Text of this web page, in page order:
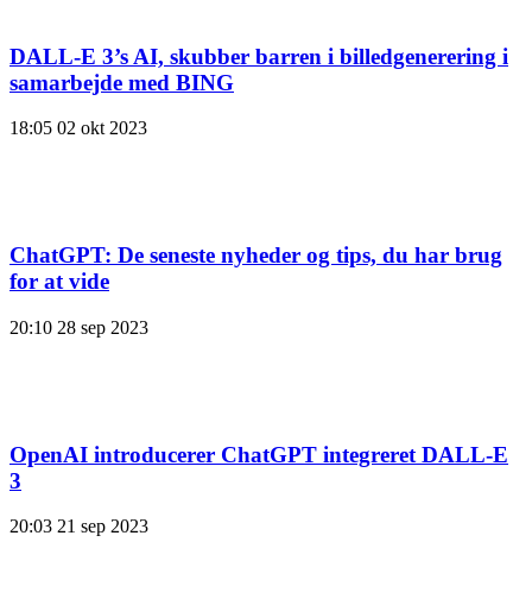
DALL-E 3’s AI, skubber barren i billedgenerering i
samarbejde med BING
18:05 02 okt 2023
ChatGPT: De seneste nyheder og tips, du har brug
for at vide
20:10 28 sep 2023
OpenAI introducerer ChatGPT integreret DALL-E
3
20:03 21 sep 2023